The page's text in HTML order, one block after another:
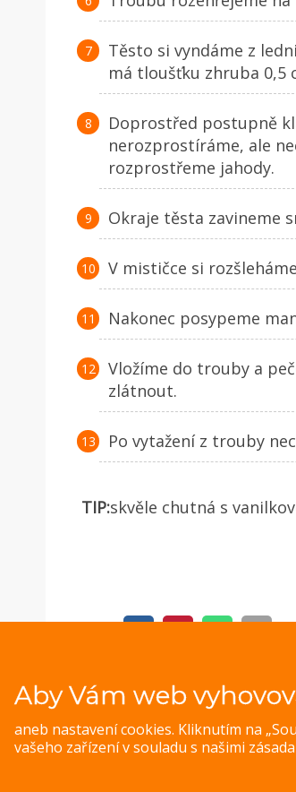
Těsto si vyndáme z
má tloušťku zhruba 0,5
Doprostřed postupně
nerozprostíráme, ale
rozprostřeme jahody.
Okraje těsta zavineme
V mističce si
Nakonec posypeme
Vložíme do trouby a
zlátnout.
Po vytažení z trouby
TIP:skvěle chutná s
Aby Vám web
aneb nastavení cookies. Kliknutím na
vašeho zařízení v souladu s našimi